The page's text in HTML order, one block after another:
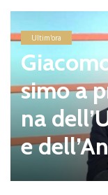
Ultim'ora
simo a
na
e